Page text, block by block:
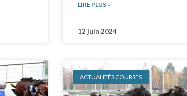
LIRE PLUS »
12 juin 2024
ACTUALITÉS COURSES